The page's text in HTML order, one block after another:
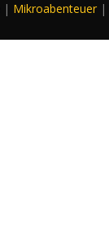
| Mikroabenteuer |